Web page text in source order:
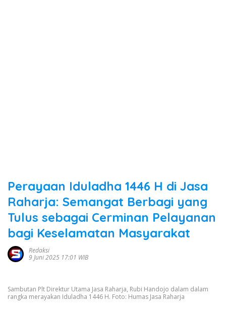
Perayaan Iduladha 1446 H di Jasa
Raharja: Semangat Berbagi yang
Tulus sebagai Cerminan Pelayanan
bagi Keselamatan Masyarakat
Redaksi
9 Juni 2025 17:01 WIB
Sambutan Plt Direktur Utama Jasa Raharja, Rubi Handojo dalam dalam
rangka merayakan Iduladha 1446 H. Foto: Humas Jasa Raharja